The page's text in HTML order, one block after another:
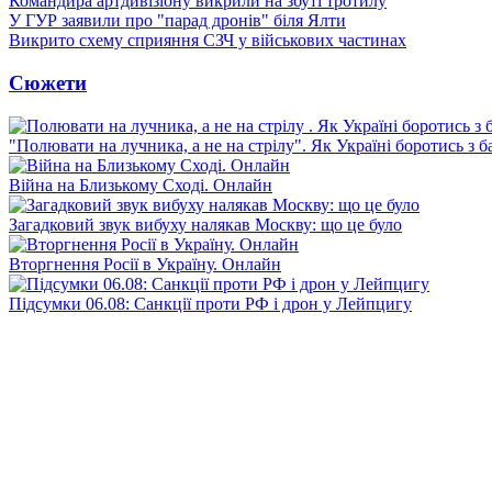
У ГУР заявили про "парад дронів" біля Ялти
Викрито схему сприяння СЗЧ у військових частинах
Сюжети
"Полювати на лучника, а не на стрілу". Як Україні боротись з
Війна на Близькому Сході. Онлайн
Загадковий звук вибуху налякав Москву: що це було
Вторгнення Росії в Україну. Онлайн
Підсумки 06.08: Санкції проти РФ і дрон у Лейпцигу